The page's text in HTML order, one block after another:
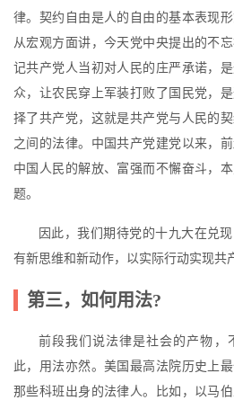
律。契约自由是人的自由的基本表现
从宏观方面讲，今天党中央提出的不
记共产党人当初对人民的庄严承诺，
众，让农民穿上军装打败了国民党，
择了共产党，这就是共产党与人民的
之间的法律。中国共产党建党以来，
中国人民的解放、富强而不懈奋斗，
题。
因此，我们期待党的十九大在兑
有新思维和新动作，以实际行动实现共
第三，如何用法?
前段我们说法律是社会的产物，
此，用法亦然。美国最高法院历史上
那些科班出身的法律人。比如，以马